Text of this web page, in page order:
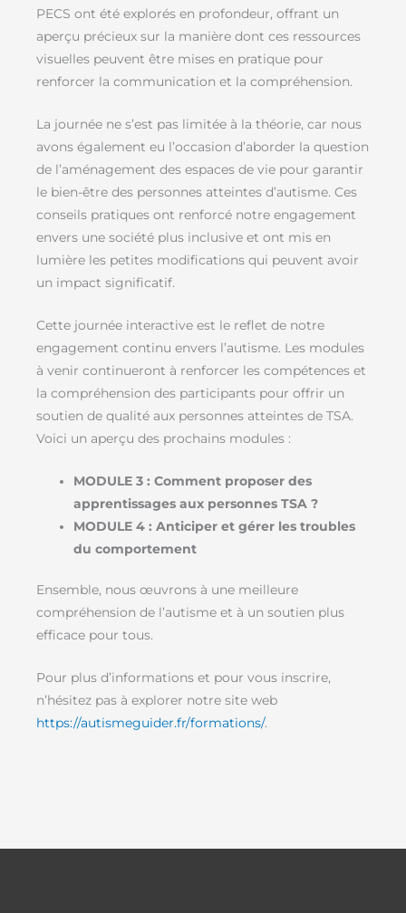
PECS ont été explorés en profondeur, offrant un
aperçu précieux sur la manière dont ces ressources
visuelles peuvent être mises en pratique pour
renforcer la communication et la compréhension.
La journée ne s’est pas limitée à la théorie, car nous
avons également eu l’occasion d’aborder la question
de l’aménagement des espaces de vie pour garantir
le bien-être des personnes atteintes d’autisme. Ces
conseils pratiques ont renforcé notre engagement
envers une société plus inclusive et ont mis en
lumière les petites modifications qui peuvent avoir
un impact significatif.
Cette journée interactive est le reflet de notre
engagement continu envers l’autisme. Les modules
à venir continueront à renforcer les compétences et
la compréhension des participants pour offrir un
soutien de qualité aux personnes atteintes de TSA.
Voici un aperçu des prochains modules :
MODULE 3 : Comment proposer des
apprentissages aux personnes TSA ?
MODULE 4 : Anticiper et gérer les troubles
du comportement
Ensemble, nous œuvrons à une meilleure
compréhension de l’autisme et à un soutien plus
efficace pour tous.
Pour plus d’informations et pour vous inscrire,
n’hésitez pas à explorer notre site web
https://autismeguider.fr/formations/.